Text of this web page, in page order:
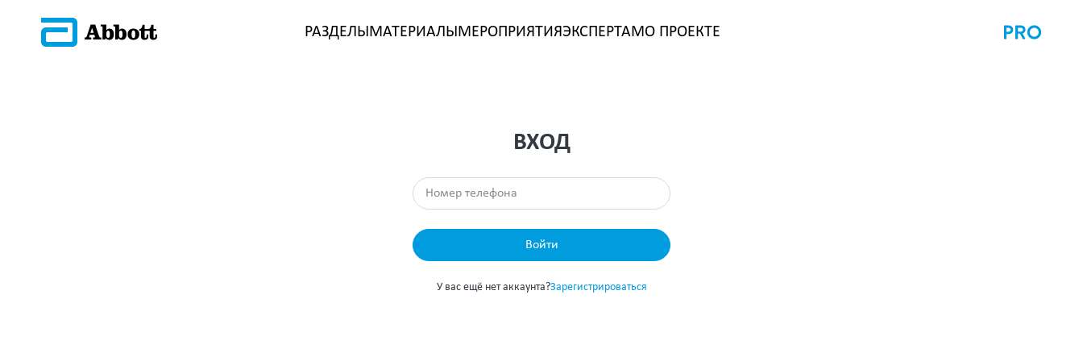
РАЗДЕЛЫ МАТЕРИАЛЫ МЕРОПРИЯТИЯЭКСПЕРТАМО ПРОЕКТЕ
ВХОД
Войти
У вас ещё нет аккаунта?Зарегистрироваться